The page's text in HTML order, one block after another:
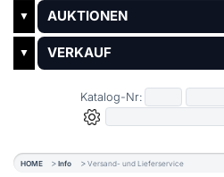
▼ AUKTIONEN
▼ VERKAUF
Katalog-Nr:
HOME Info Versand- und Lieferservice